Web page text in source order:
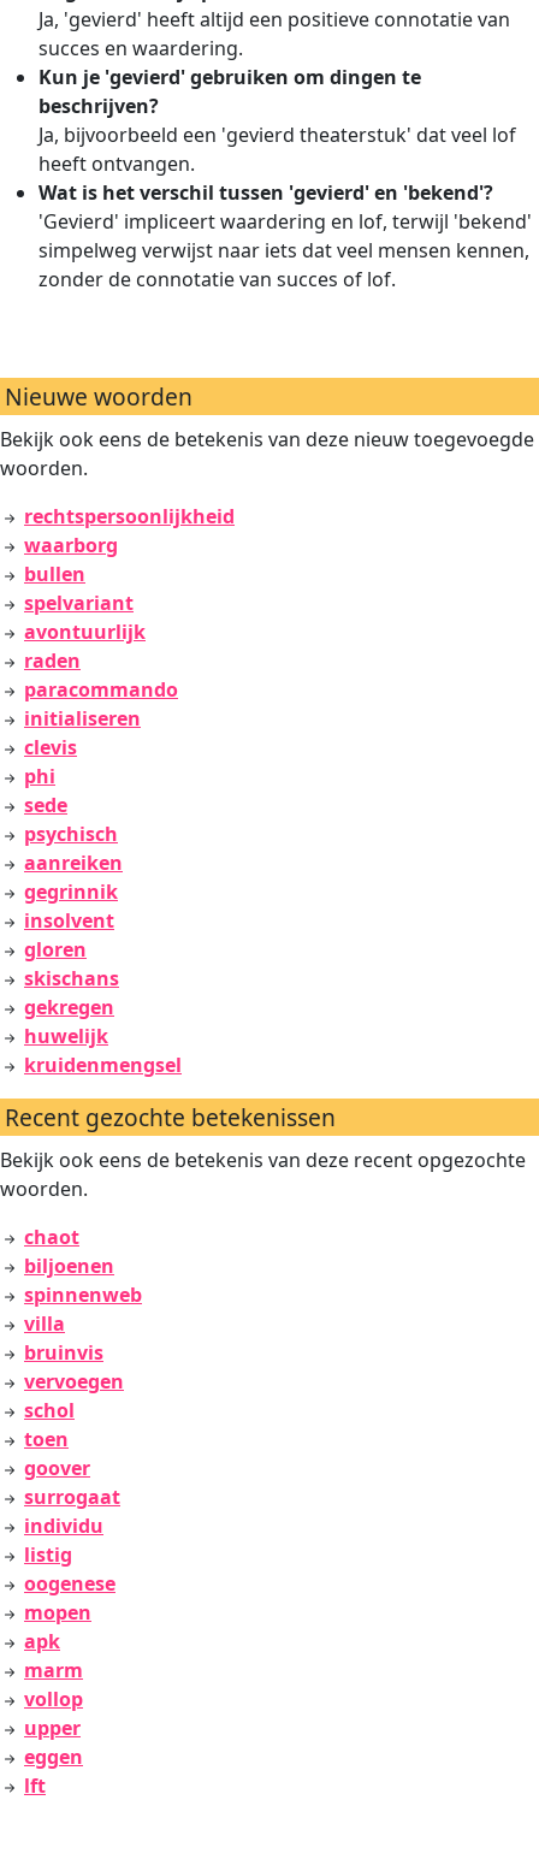
Ja, 'gevierd' heeft altijd een positieve connotatie van
succes en waardering.
Kun je 'gevierd' gebruiken om dingen te
beschrijven?
Ja, bijvoorbeeld een 'gevierd theaterstuk' dat veel lof
heeft ontvangen.
Wat is het verschil tussen 'gevierd' en 'bekend'?
'Gevierd' impliceert waardering en lof, terwijl 'bekend'
simpelweg verwijst naar iets dat veel mensen kennen,
zonder de connotatie van succes of lof.
Nieuwe woorden
Bekijk ook eens de betekenis van deze nieuw toegevoegde
woorden.
rechtspersoonlijkheid
waarborg
bullen
spelvariant
avontuurlijk
raden
paracommando
initialiseren
clevis
phi
sede
psychisch
aanreiken
gegrinnik
insolvent
gloren
skischans
gekregen
huwelijk
kruidenmengsel
Recent gezochte betekenissen
Bekijk ook eens de betekenis van deze recent opgezochte
woorden.
chaot
biljoenen
spinnenweb
villa
bruinvis
vervoegen
schol
toen
goover
surrogaat
individu
listig
oogenese
mopen
apk
marm
vollop
upper
eggen
lft